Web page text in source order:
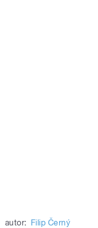
autor: Filip Černý